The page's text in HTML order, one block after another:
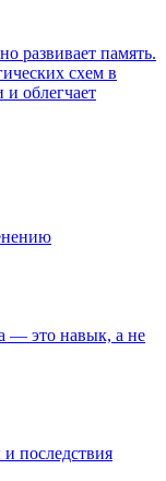
развивает память.
схем в
облегчает
— это навык, а не
последствия